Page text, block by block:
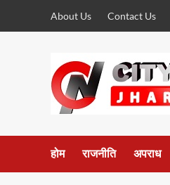
About Us Contact Us
होम राजनीति अपराध